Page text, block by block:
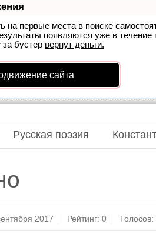
на первые места в поиске
появляются уже в
за бустер вернут деньги.
сайта
Русская поэзия
2017 Рейтинг:0 Голосов: